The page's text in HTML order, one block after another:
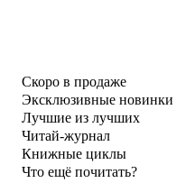
Скоро в продаже
Эксклюзивные новинки
Лучшие из лучших
Читай-журнал
Книжные циклы
Что ещё почитать?